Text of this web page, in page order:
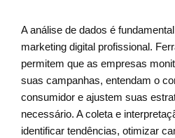
A análise de dados é
marketing digital profissional.
permitem que as empresas
suas campanhas, entendam o
consumidor e ajustem suas
necessário. A coleta e
identificar tendências, otimizar